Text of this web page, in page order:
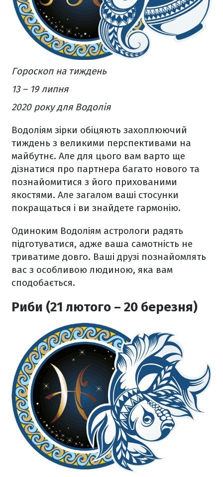
Гороскоп на тиждень
13 – 19 липня
2020 року для Водолія
Водоліям зірки обіцяють захоплюючий
тиждень з великими перспективами на
майбутнє. Але для цього вам варто ще
дізнатися про партнера багато нового та
познайомитися з його прихованими
якостями. Але загалом ваші стосунки
покращаться і ви знайдете гармонію.
Одиноким Водоліям астрологи радять
підготуватися, адже ваша самотність не
триватиме довго. Ваші друзі познайомлять
вас з особливою людиною, яка вам
сподобається.
Риби (21 лютого – 20 березня)